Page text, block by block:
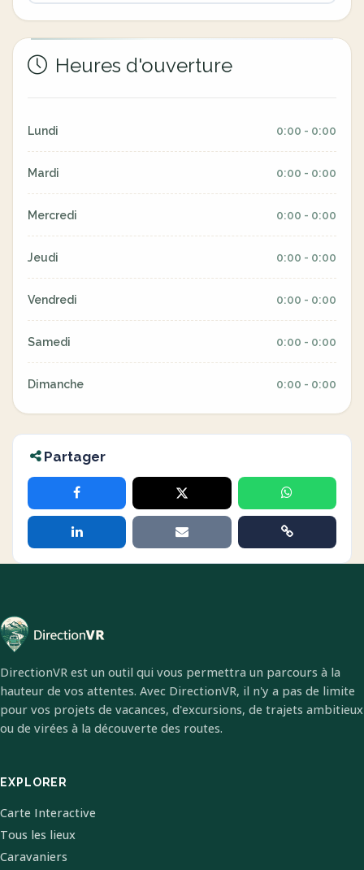
Heures d'ouverture
Lundi 0:00 - 0:00
Mardi 0:00 - 0:00
Mercredi 0:00 - 0:00
Jeudi 0:00 - 0:00
Vendredi 0:00 - 0:00
Samedi 0:00 - 0:00
Dimanche 0:00 - 0:00
Partager
DirectionVR est un outil qui vous permettra un parcours à la
hauteur de vos attentes. Avec DirectionVR, il n'y a pas de limite
pour vos projets de vacances, d'excursions, de trajets ambitieux
ou de virées à la découverte des routes.
EXPLORER
Carte Interactive
Tous les lieux
Caravaniers